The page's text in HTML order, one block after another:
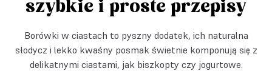
szybkie i proste przepisy
Borówki w ciastach to pyszny dodatek, ich naturalna
słodycz i lekko kwaśny posmak świetnie komponują się z
delikatnymi ciastami, jak biszkopty czy jogurtowe.